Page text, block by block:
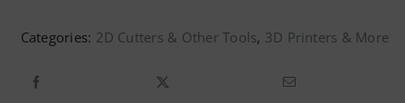
10W
Categories: 2D Cutters & Other Tools, 3D Printers & More